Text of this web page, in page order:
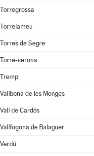
Torregrossa
Torrelameu
Torres de Segre
Torre-serona
Tremp
Vallbona de les Monges
Vall de Cardós
Vallfogona de Balaguer
Verdú